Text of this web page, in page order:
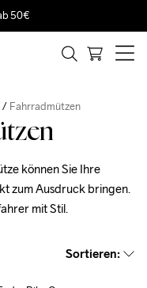
50€
Fahrradmützen
können Sie Ihre
zum Ausdruck bringen.
mit Stil.
Sortieren: